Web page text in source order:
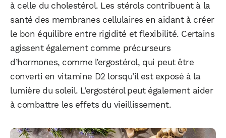
à celle du cholestérol. Les stérols contribuent à la
santé des membranes cellulaires en aidant à créer
le bon équilibre entre rigidité et flexibilité. Certains
agissent également comme précurseurs
d’hormones, comme l’ergostérol, qui peut être
converti en vitamine D2 lorsqu’il est exposé à la
lumière du soleil. L’ergostérol peut également aider
à combattre les effets du vieillissement.